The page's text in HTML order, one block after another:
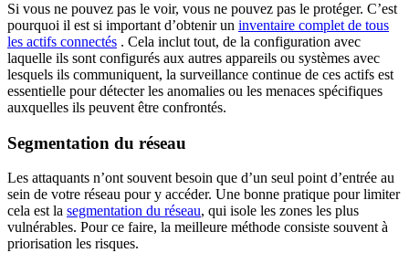
Si vous ne pouvez pas le voir, vous ne pouvez pas le protéger. C’est
pourquoi il est si important d’obtenir un inventaire complet de tous
les actifs connectés . Cela inclut tout, de la configuration avec
laquelle ils sont configurés aux autres appareils ou systèmes avec
lesquels ils communiquent, la surveillance continue de ces actifs est
essentielle pour détecter les anomalies ou les menaces spécifiques
auxquelles ils peuvent être confrontés.
Segmentation du réseau
Les attaquants n’ont souvent besoin que d’un seul point d’entrée au
sein de votre réseau pour y accéder. Une bonne pratique pour limiter
cela est la segmentation du réseau, qui isole les zones les plus
vulnérables. Pour ce faire, la meilleure méthode consiste souvent à
priorisation les risques.